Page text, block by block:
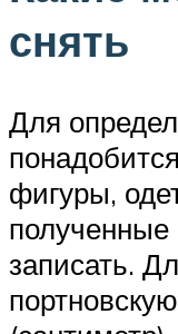
снять
Для
фигуры,
записать.